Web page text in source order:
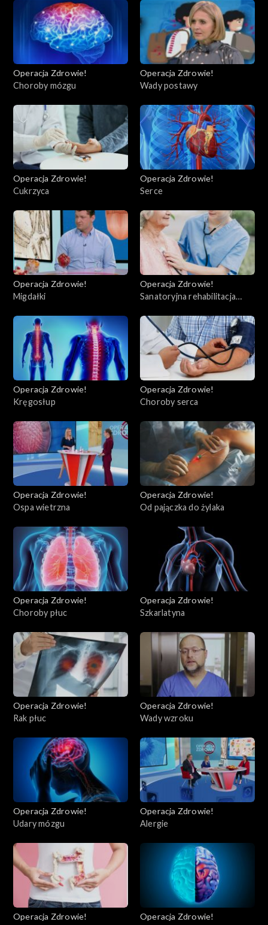
Operacja Zdrowie!
Choroby mózgu
Operacja Zdrowie!
Wady postawy
Operacja Zdrowie!
Cukrzyca
Operacja Zdrowie!
Serce
Operacja Zdrowie!
Migdałki
Operacja Zdrowie!
Sanatoryjna rehabilitacja
Operacja Zdrowie!
Kręgosłup
Operacja Zdrowie!
Choroby serca
Operacja Zdrowie!
Ospa wietrzna
Operacja Zdrowie!
Od pajączka do żylaka
Operacja Zdrowie!
Choroby płuc
Operacja Zdrowie!
Szkarlatyna
Operacja Zdrowie!
Rak płuc
Operacja Zdrowie!
Wady wzroku
Operacja Zdrowie!
Udary mózgu
Operacja Zdrowie!
Alergie
Operacja Zdrowie!
Operacja Zdrowie!